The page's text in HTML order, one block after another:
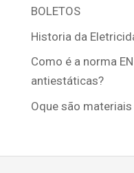
BOLETOS
Historia da
Como é a norma
antiestáticas?
Oque são